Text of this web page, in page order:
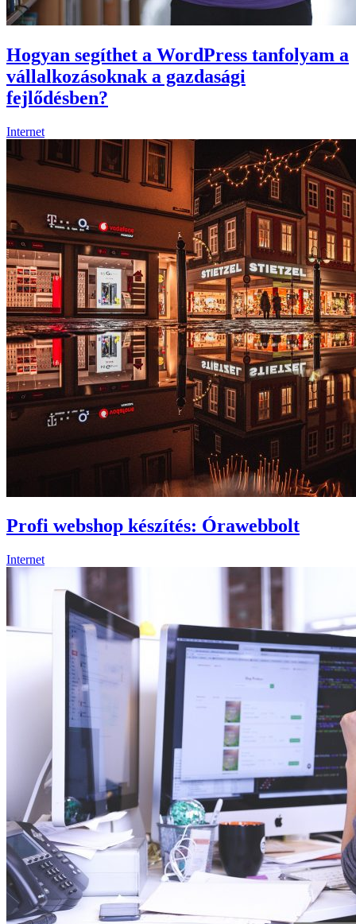
Hogyan segíthet a WordPress tanfolyam a
vállalkozásoknak a gazdasági
fejlődésben?
Internet
Profi webshop készítés: Órawebbolt
Internet